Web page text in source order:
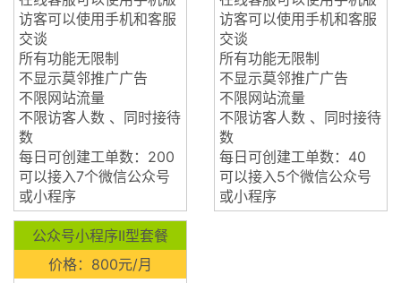
访客可以使用手机和客服
交谈
所有功能无限制
不显示莫邻推广广告
不限网站流量
不限访客人数 、同时接待
数
每日可创建工单数：200
可以接入7个微信公众号
或小程序
访客可以使用手机和客服
交谈
所有功能无限制
不显示莫邻推广广告
不限网站流量
不限访客人数 、同时接待
数
每日可创建工单数：40
可以接入5个微信公众号
或小程序
公众号小程序II型套餐
价格：800元/月